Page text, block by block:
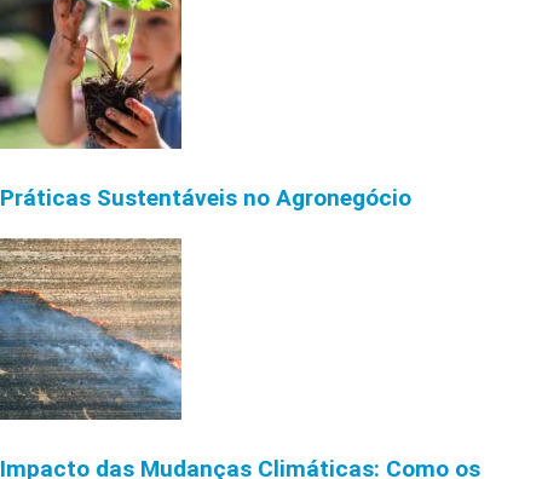
Práticas Sustentáveis no Agronegócio
Impacto das Mudanças Climáticas: Como os